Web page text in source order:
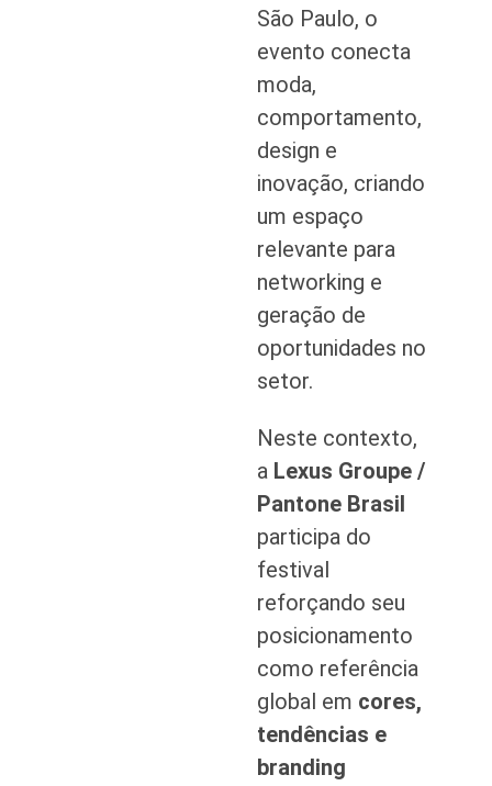
São Paulo, o
evento conecta
moda,
comportamento,
design e
inovação, criando
um espaço
relevante para
networking e
geração de
oportunidades no
setor.
Neste contexto,
a Lexus Groupe /
Pantone Brasil
participa do
festival
reforçando seu
posicionamento
como referência
global em cores,
tendências e
branding